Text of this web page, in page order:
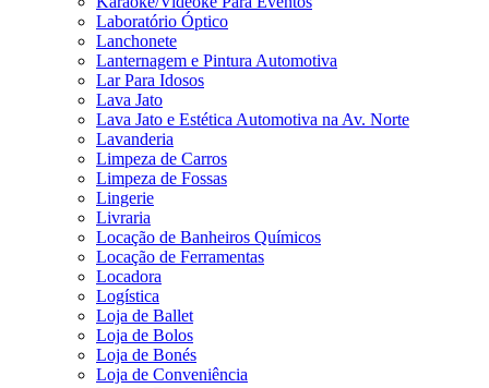
Laboratório Óptico
Lanchonete
Lanternagem e Pintura Automotiva
Lar Para Idosos
Lava Jato
Lava Jato e Estética Automotiva na Av. Norte
Lavanderia
Limpeza de Carros
Limpeza de Fossas
Lingerie
Livraria
Locação de Banheiros Químicos
Locação de Ferramentas
Locadora
Logística
Loja de Ballet
Loja de Bolos
Loja de Bonés
Loja de Conveniência